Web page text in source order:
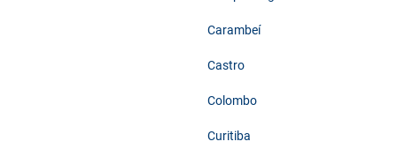
Carambeí
Castro
Colombo
Curitiba